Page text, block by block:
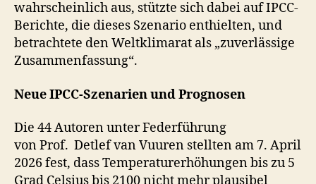
wahrscheinlich aus, stützte sich dabei auf IPCC-
Berichte, die dieses Szenario enthielten, und
betrachtete den Weltklimarat als „zuverlässige
Zusammenfassung“.
Neue IPCC-Szenarien und Prognosen
Die 44 Autoren unter Federführung
von Prof. Detlef van Vuuren stellten am 7. April
2026 fest, dass Temperaturerhöhungen bis zu 5